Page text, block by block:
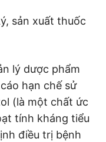
sản xuất thuốc
lý dược phẩm
hạn chế sử
(là một chất ức
tính kháng tiểu
điều trị bệnh